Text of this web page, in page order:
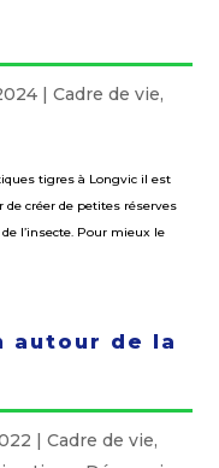
|Cadre de vie,
tigres à Longvic il est
créer de petites réserves
l’insecte. Pour mieux le
autour de la
|Cadre de vie,